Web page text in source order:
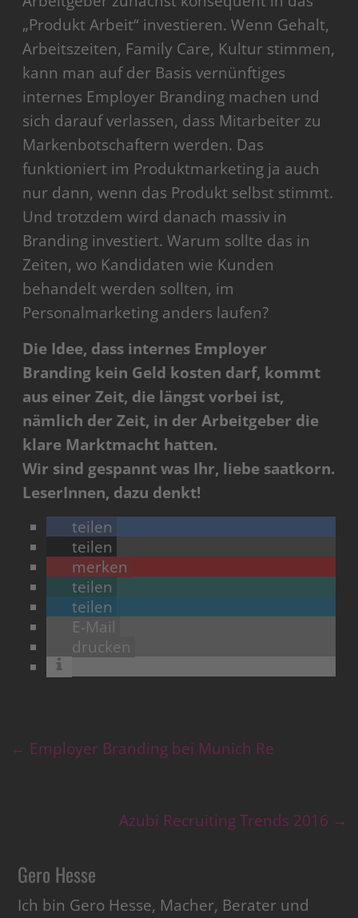
„Produkt Arbeit“ investieren. Wenn Gehalt,
Arbeitszeiten, Family Care, Kultur stimmen,
kann man auf der Basis vernünftiges
internes Employer Branding machen und
sich darauf verlassen, dass Mitarbeiter zu
Markenbotschaftern werden. Das
funktioniert im Produktmarketing ja auch
nur dann, wenn das Produkt selbst stimmt.
Und trotzdem wird danach massiv in
Branding investiert. Warum sollte das in
Zeiten, wo Kandidaten wie Kunden
behandelt werden sollten, im
Personalmarketing anders laufen?
Die Idee, dass internes Employer
Branding kein Geld kosten darf, kommt
aus einer Zeit, die längst vorbei ist,
nämlich der Zeit, in der Arbeitgeber die
klare Marktmacht hatten.
Wir sind gespannt was Ihr, liebe saatkorn.
LeserInnen, dazu denkt!
teilen
teilen
merken
teilen
teilen
E-Mail
drucken
← Employer Branding bei Munich Re
Azubi Recruiting Trends 2016 →
Gero Hesse
Ich bin Gero Hesse, Macher, Berater und